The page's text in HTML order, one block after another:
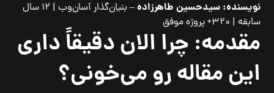
نویسنده: سیدحسین طاهرزاده
– بنیان‌گذار آسان‌وب | ۱۲ سال
سابقه | ۳۲۰+ پروژه موفق
مقدمه: چرا الان دقیقاً داری
این مقاله رو می‌خونی؟